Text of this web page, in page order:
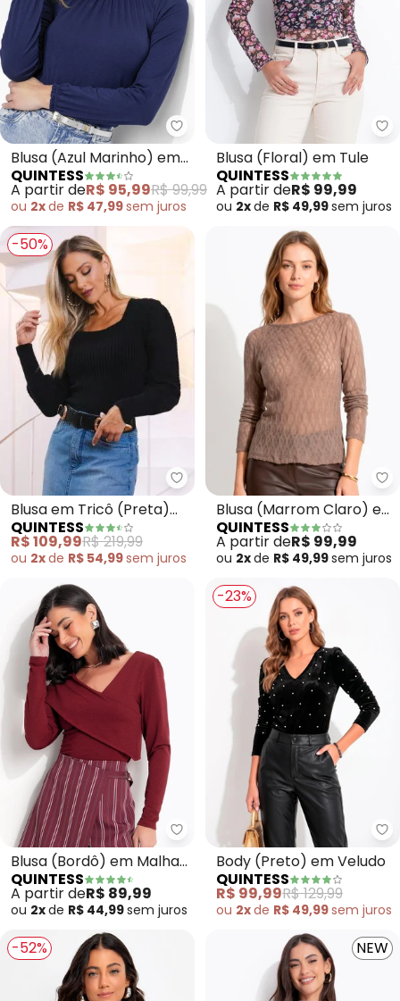
Quintess - Blusa (Azul
Blusa (Azul Marinho) em
Malha de Viscose
QUINTESS
A partir deR$ 95,99R$ 99,99
ou 2xde R$ 47,99sem juros
Blusa (Floral) em Tule
QUINTESS
A partir deR$ 99,99
ou 2xde R$ 49,99sem juros
-50%
Quintess - Blusa em Tricô
Blusa em Tricô (Preta)
com Punhos Largos
QUINTESS
R$ 109,99R$ 219,99
ou 2xde R$ 54,99sem juros
Blusa (Marrom Claro) em
Malha Texturizada
QUINTESS
A partir deR$ 99,99
ou 2xde R$ 49,99sem juros
Quintess - Blusa (Bordô) em
Blusa (Bordô) em Malha
Texturizada
QUINTESS
A partir deR$ 89,99
ou 2xde R$ 44,99sem juros
-23%
Body (Preto) em Veludo
QUINTESS
R$ 99,99R$ 129,99
ou 2xde R$ 49,99sem juros
-52% NEW